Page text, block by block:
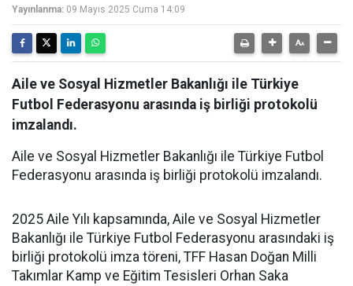
Yayınlanma: 09 Mayıs 2025 Cuma 14:09
Aile ve Sosyal Hizmetler Bakanlığı ile Türkiye
Futbol Federasyonu arasında iş birliği protokolü
imzalandı.
Aile ve Sosyal Hizmetler Bakanlığı ile Türkiye Futbol
Federasyonu arasında iş birliği protokolü imzalandı.
2025 Aile Yılı kapsamında, Aile ve Sosyal Hizmetler
Bakanlığı ile Türkiye Futbol Federasyonu arasındaki iş
birliği protokolü imza töreni, TFF Hasan Doğan Milli
Takımlar Kamp ve Eğitim Tesisleri Orhan Saka